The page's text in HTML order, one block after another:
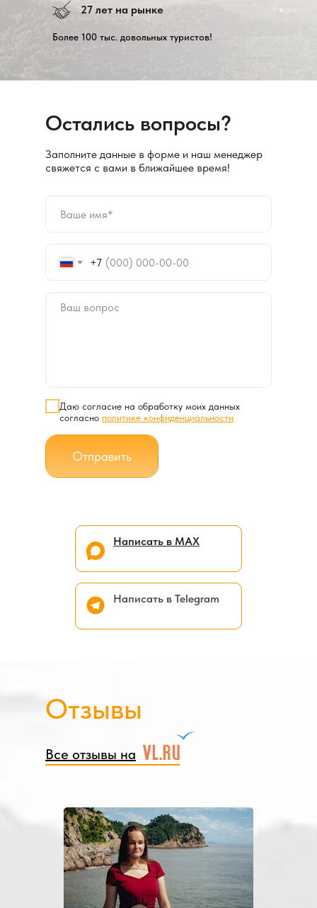
27 лет на рынке
Более 100 тыс. довольных туристов!
Остались вопросы?
Заполните данные в форме и наш менеджер
свяжется с вами в ближайшее время!
Написать в МАХ
+7
Даю согласие на обработку моих данных
согласно политике конфиденциальности
Отправить
Написать в Telegram
Отзывы
Все отзывы на